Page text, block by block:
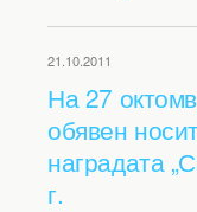
21.10.2011
На 27
обявен
наградата
г.